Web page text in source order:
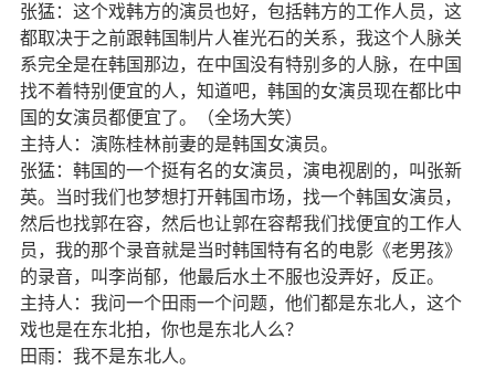
张猛：这个戏韩方的演员也好，包括韩方的工作人员，这
都取决于之前跟韩国制片人崔光石的关系，我这个人脉关
系完全是在韩国那边，在中国没有特别多的人脉，在中国
找不着特别便宜的人，知道吧，韩国的女演员现在都比中
国的女演员都便宜了。（全场大笑）
主持人：演陈桂林前妻的是韩国女演员。
张猛：韩国的一个挺有名的女演员，演电视剧的，叫 张新
英。
当时我们也梦想打开韩国市场，找一个韩国女演员，
然后也找郭在容，然后也让郭在容帮我们找便宜的工作人
员，我的那个录音就是当时韩国特有名的电影《老男孩》
的录音，叫李尚郁，他最后水土不服也没弄好，反正。
主持人：我问一个田雨一个问题，他们都是东北人，这个
戏也是在东北拍，你也是东北人么？
田雨：我不是东北人。